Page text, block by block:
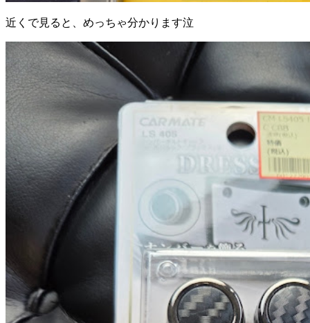
近くで見ると、めっちゃ分かります泣